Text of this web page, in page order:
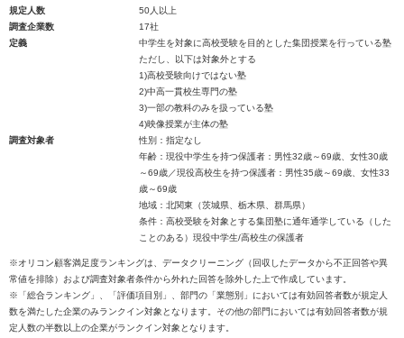
規定人数
50人以上
調査企業数
17社
定義
中学生を対象に高校受験を目的とした集団授業を行っている塾
ただし、以下は対象外とする
1)高校受験向けではない塾
2)中高一貫校生専門の塾
3)一部の教科のみを扱っている塾
4)映像授業が主体の塾
調査対象者
性別：指定なし
年齢：現役中学生を持つ保護者：男性32歳～69歳、女性30歳
～69歳／現役高校生を持つ保護者：男性35歳～69歳、女性33
歳～69歳
地域：北関東（茨城県、栃木県、群馬県）
条件：高校受験を対象とする集団塾に通年通学している（した
ことのある）現役中学生/高校生の保護者
※オリコン顧客満足度ランキングは、データクリーニング（回収したデータから不正回答や異
常値を排除）および調査対象者条件から外れた回答を除外した上で作成しています。
※「総合ランキング」、「評価項目別」、部門の「業態別」においては有効回答者数が規定人
数を満たした企業のみランクイン対象となります。その他の部門においては有効回答者数が規
定人数の半数以上の企業がランクイン対象となります。